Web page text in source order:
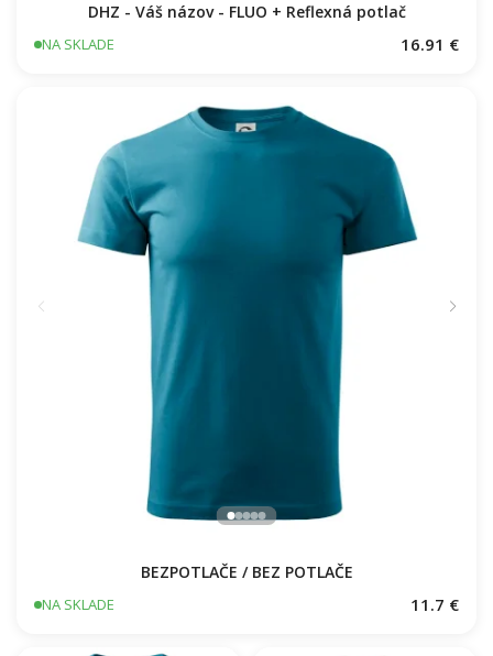
DHZ - Váš názov - FLUO + Reflexná potlač
NA SKLADE 16.91 €
BEZPOTLAČE / BEZ POTLAČE
NA SKLADE 11.7 €